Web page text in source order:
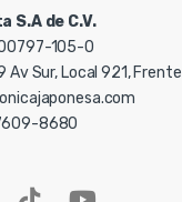
S.A de C.V.
105-0
Av Sur, Local 921,
8680